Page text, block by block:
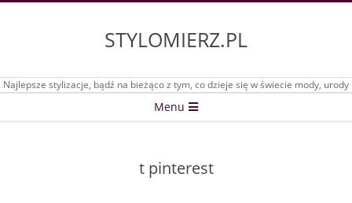
STYLOMIERZ.PL
Najlepsze stylizacje, bądź na bieżąco z tym, co dzieje się w świecie mody, urody
Menu
t pinterest